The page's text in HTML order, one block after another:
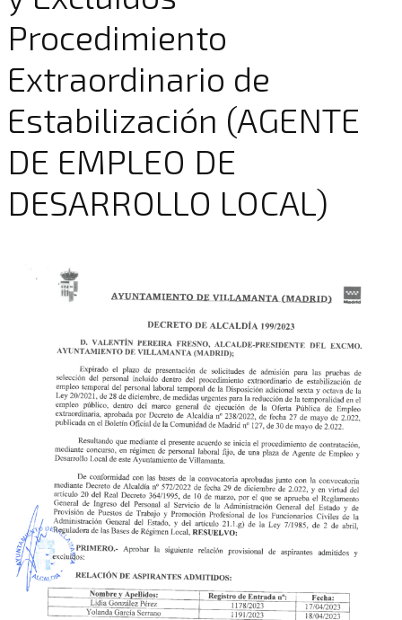
Procedimiento
Extraordinario de
Estabilización (AGENTE
DE EMPLEO DE
DESARROLLO LOCAL)